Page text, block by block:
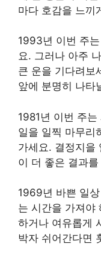
마다 호감을 느끼
1993년 이번 주
요. 그러나 아주
큰 운을 기다려보
앞에 분명히 나타
1981년 이번 주
일을 일찍 마무리
가세요. 결정지을
이 더 좋은 결과
1969년 바쁜 일
는 시간을 가져야
하거나 여유롭게
박자 쉬어간다면